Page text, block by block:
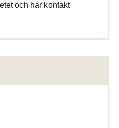
och har kontakt